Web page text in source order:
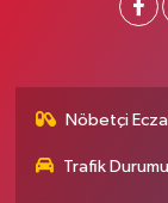
Nöbetçi
Trafik Durumu